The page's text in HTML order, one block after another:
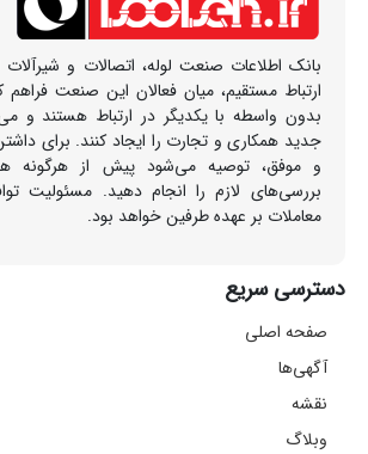
بانک اطلاعات صنعت لوله، اتصالات و شیرآلات
ارتباط مستقیم، میان فعالان این صنعت فراهم
بدون واسطه با یکدیگر در ارتباط هستند و
جدید همکاری و تجارت را ایجاد کنند. برای
و موفق، توصیه می‌شود پیش از هرگونه
بررسی‌های لازم را انجام دهید. مسئولیت
معاملات بر عهده طرفین خواهد بود.
دسترسی سریع
صفحه اصلی
آگهی‌ها
نقشه
وبلاگ